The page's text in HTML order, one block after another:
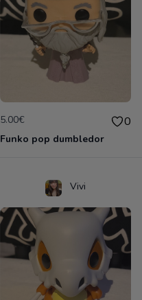
5.00€ 0
Funko pop dumbledor
Vivi